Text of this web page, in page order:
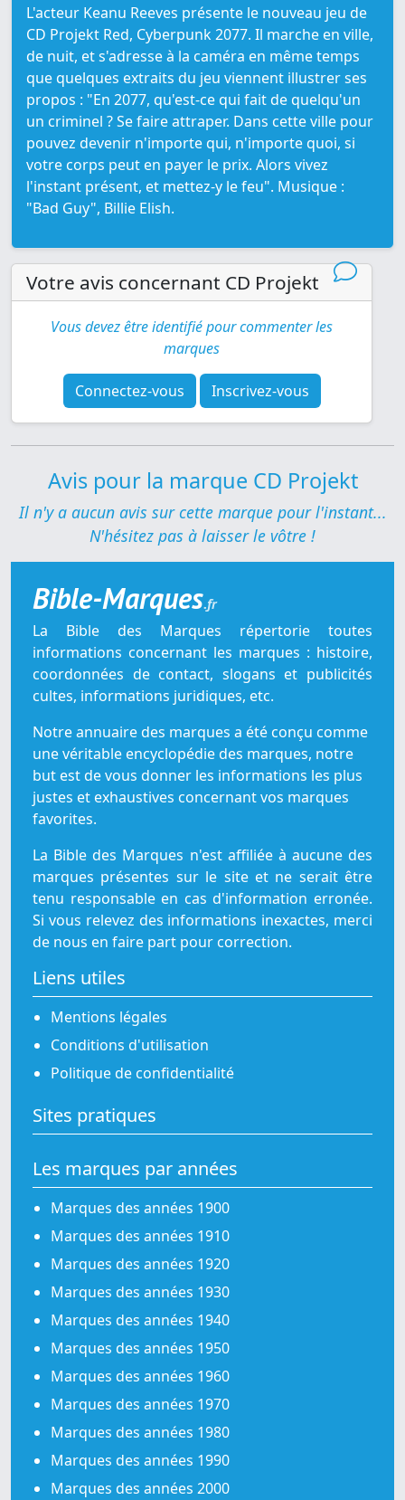
L'acteur Keanu Reeves présente le nouveau jeu de
CD Projekt Red, Cyberpunk 2077. Il marche en ville,
de nuit, et s'adresse à la caméra en même temps
que quelques extraits du jeu viennent illustrer ses
propos : "En 2077, qu'est-ce qui fait de quelqu'un
un criminel ? Se faire attraper. Dans cette ville pour
pouvez devenir n'importe qui, n'importe quoi, si
votre corps peut en payer le prix. Alors vivez
l'instant présent, et mettez-y le feu". Musique :
"Bad Guy", Billie Elish.
Votre avis concernant CD Projekt
Vous devez être identifié pour commenter les
marques
Connectez-vous Inscrivez-vous
Avis pour la marque CD Projekt
Il n'y a aucun avis sur cette marque pour l'instant...
N'hésitez pas à laisser le vôtre !
Bible-Marques.fr
La Bible des Marques répertorie toutes
informations concernant les marques : histoire,
coordonnées de contact, slogans et publicités
cultes, informations juridiques, etc.
Notre annuaire des marques a été conçu comme
une véritable encyclopédie des marques, notre
but est de vous donner les informations les plus
justes et exhaustives concernant vos marques
favorites.
La Bible des Marques n'est affiliée à aucune des
marques présentes sur le site et ne serait être
tenu responsable en cas d'information erronée.
Si vous relevez des informations inexactes, merci
de nous en faire part pour correction.
Liens utiles
Mentions légales
Conditions d'utilisation
Politique de confidentialité
Sites pratiques
Les marques par années
Marques des années 1900
Marques des années 1910
Marques des années 1920
Marques des années 1930
Marques des années 1940
Marques des années 1950
Marques des années 1960
Marques des années 1970
Marques des années 1980
Marques des années 1990
Marques des années 2000